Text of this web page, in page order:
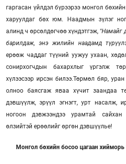
гаргасан үйлдэл бүрээрээ монгол
харуулдаг бөх юм. Наадмын зүлэг
алинд ч өрсөлдөгчөө хүндэтгэж, "Намайг
барилдаж, энэ жилийн наадамд
ерөөж чаддаг түүний уужуу ухаан,
сонирхогчдын бахархлыг үргэлж
хүлээсээр ирсэн билээ.Төрмөл бяр,
олноо баясгаж яваа хүчит заандаа
дэвшүүлж, эрүүл эгнэгт, урт насалж,
ногоон дэвжээндээ урамтай
өлзийтэй ерөөлийг өргөн дэвшүүлье!
Монгол бөхийн босоо цагаан хийморь